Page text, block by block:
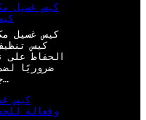
كيس غسيل
كيس غسيل
كيس
الحفاظ على
ضروريًا
جودة هواء صحية داخل ال…
كيس
وفعالة